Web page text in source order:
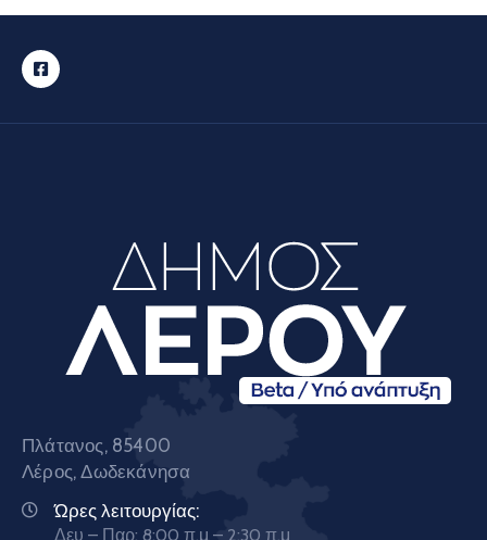
Πλάτανος, 85400
Λέρος, Δωδεκάνησα
Ώρες λειτουργίας:
Δευ – Παρ: 8:00 π.μ – 2:30 π.μ